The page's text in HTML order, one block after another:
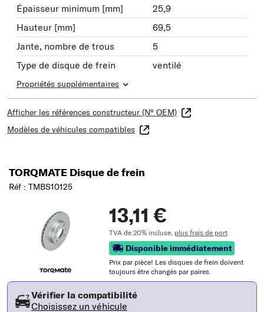
Épaisseur minimum [mm]
25,9
Hauteur [mm]
69,5
Jante, nombre de trous
5
Type de disque de frein
ventilé
Propriétés supplémentaires
Afficher les références constructeur (N° OEM)
Modèles de véhicules compatibles
TORQMATE Disque de frein
Réf : TMBS10125
13,11 €
TVA de 20% incluse, plus frais de port
Disponible immédiatement
Prix ​​par pièce! Les disques de frein doivent
toujours être changés par paires.
Vérifier la compatibilité
Choisissez un véhicule